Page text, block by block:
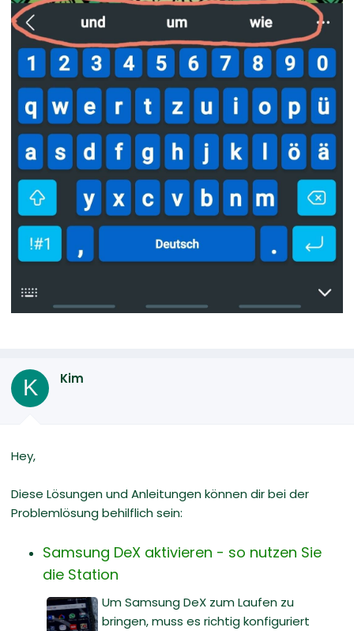
K Kim
Hey,
Diese Lösungen und Anleitungen können dir bei der
Problemlösung behilflich sein:
Samsung DeX aktivieren - so nutzen Sie
die Station
Um Samsung DeX zum Laufen zu
bringen, muss es richtig konfiguriert